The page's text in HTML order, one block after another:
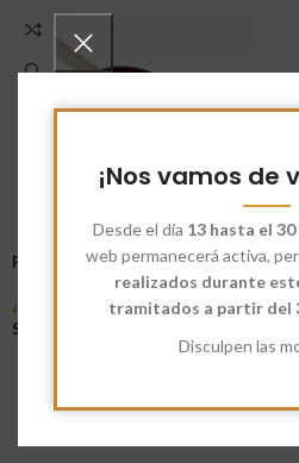
¡Nos vamos de
Desde el día 13 hasta el
web permanecerá activa,
realizados durante
tramitados a partir del
Disculpen las
Pimienta Rosa Ecológica
4,80 €
Seleccionar Opciones